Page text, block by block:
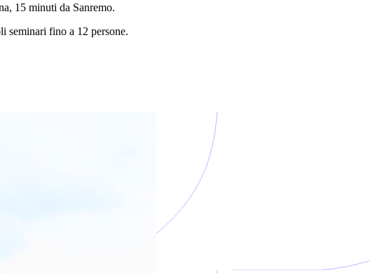
15 minuti da Sanremo.
seminari fino a 12 persone.